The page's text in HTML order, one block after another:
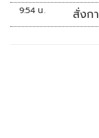
9:54 น. สั่งก